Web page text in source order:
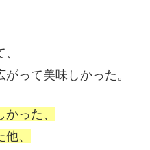
って美味しかった。
った、
、